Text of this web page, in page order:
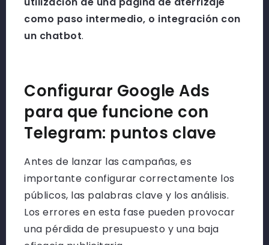
como paso intermedio, o integración con
un chatbot.
Configurar Google Ads
para que funcione con
Telegram: puntos clave
Antes de lanzar las campañas, es
importante configurar correctamente los
públicos, las palabras clave y los análisis.
Los errores en esta fase pueden provocar
una pérdida de presupuesto y una baja